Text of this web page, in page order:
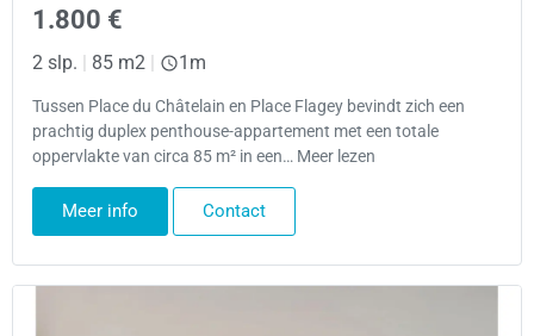
1.800 €
2 slp. | 85 m2 | 1m
Tussen Place du Châtelain en Place Flagey bevindt zich een
prachtig duplex penthouse-appartement met een totale
oppervlakte van circa 85 m² in een… Meer lezen
Meer info Contact